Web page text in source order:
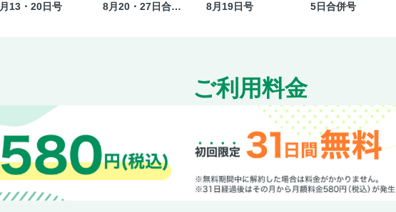
[グラビア]元アイドル43年ぶり映画主演
記念日の晩餐
知られざる国旗の世界
俺は健康にふりまわされている／宮川サトシ
優越感具現化カタログ
月13・20日号
8月20・27日合併
8月19日号
5日合併号
ご利用料金